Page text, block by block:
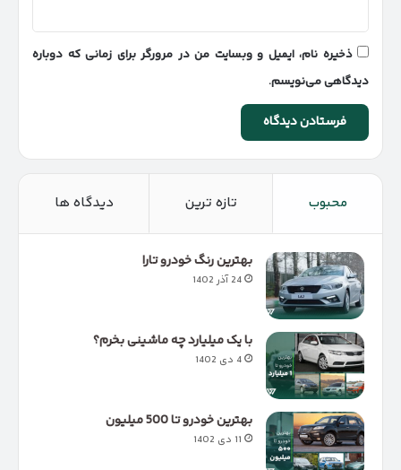
ذخیره نام، ایمیل و وبسایت من در مرورگر برای زمانی که دوباره
دیدگاهی می‌نویسم.
محبوب تازه ترین دیدگاه ها
بهترین رنگ خودرو تارا
24 آذر 1402
با یک میلیارد چه ماشینی بخرم؟
4 دی 1402
بهترین خودرو تا 500 میلیون
11 دی 1402